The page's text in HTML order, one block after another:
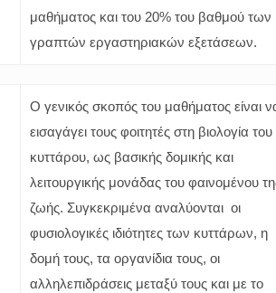
μαθήματος και του 20% του βαθμού των
γραπτών εργαστηριακών εξετάσεων.
Ο γενικός σκοπός του μαθήματος είναι
εισαγάγει τους φοιτητές στη βιολογία του
κυττάρου, ως βασικής δομικής και
λειτουργικής μονάδας του φαινομένου
ζωής. Συγκεκριμένα αναλύονται οι
φυσιολογικές ιδιότητες των κυττάρων, η
δομή τους, τα οργανίδια τους, οι
αλληλεπιδράσεις μεταξύ τους και με το